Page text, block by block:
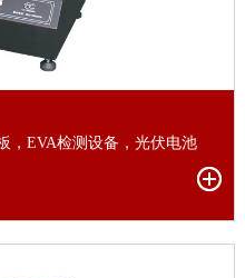
，EVA检测设备，光伏电池